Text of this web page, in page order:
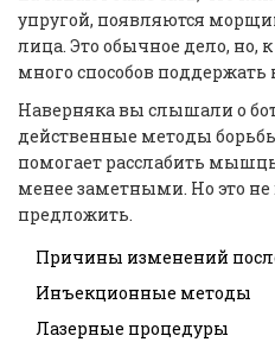
упругой, появляются
лица. Это обычное дело, но,
много способов поддержать
Наверняка вы слышали о
действенные методы
помогает расслабить
менее заметными. Но это
предложить.
Причины изменений
Инъекционные методы
Лазерные процедуры